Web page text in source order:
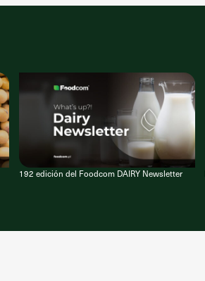
192 edición del Foodcom DAIRY Newsletter